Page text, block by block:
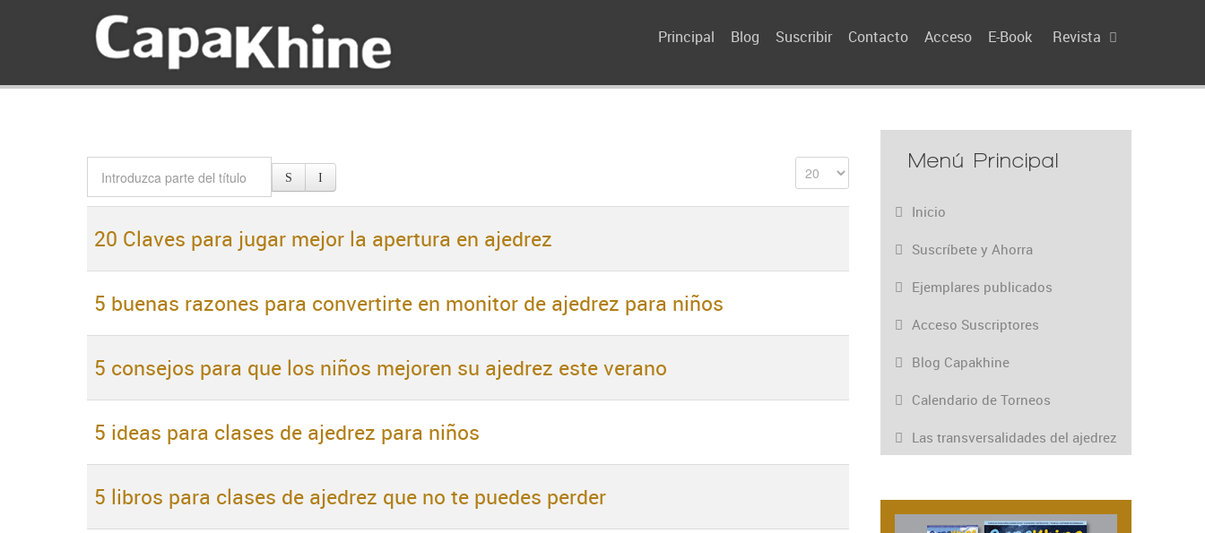
Principal Blog Suscribir Contacto Acceso E-Book Revista
20 Claves para jugar mejor la apertura en ajedrez
5 buenas razones para convertirte en monitor de ajedrez para niños
5 consejos para que los niños mejoren su ajedrez este verano
5 ideas para clases de ajedrez para niños
5 libros para clases de ajedrez que no te puedes perder
Menú Principal
Inicio
Suscríbete y Ahorra
Ejemplares publicados
Acceso Suscriptores
Blog Capakhine
Calendario de Torneos
Las transversalidades del ajedrez